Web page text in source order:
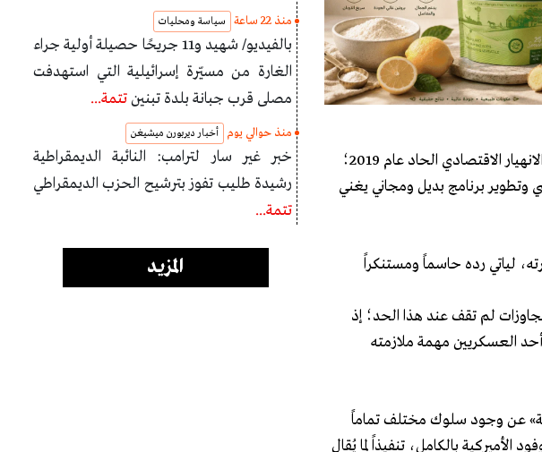
وفي هذا السياق، تشير معلومات منصة «المحطة» إلى الدور المحوري والإنقاذي الذي لعبه هذا المهندس تحديداً إبان الانهيار الاقتصادي الحاد عام 2019؛
وتطوير برنامج بديل ومجاني يغني
لياتي رده حاسماً ومستنكراً
لم تقف عند هذا الحد؛ إذ
العسكريين مهمة ملازمته
عن وجود سلوك مختلف تماماً
بالكامل، تنفيذاً لما يُقال
منذ 22 ساعة سياسة ومحليات
بالفيديو/ شهيد و11 جريحًا حصيلة أولية جراء
الغارة من مسيّرة إسرائيلية التي استهدفت
مصلى قرب جبانة بلدة تبنينتتمة...
منذ حوالي يوم أخبار ديربورن ميشيغن
خبر غير سار لترامب: النائبة الديمقراطية
رشيدة طليب تفوز بترشيح الحزب الديمقراطي
تتمة...
المزيد